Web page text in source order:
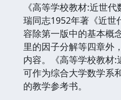
《高等学校教材:近世
瑞同志1952年著《近世
容除第一版中的基本概
里的因子分解等四章外
内容。《高等学校教材:
可作为综合大学数学系
的教学参考书。